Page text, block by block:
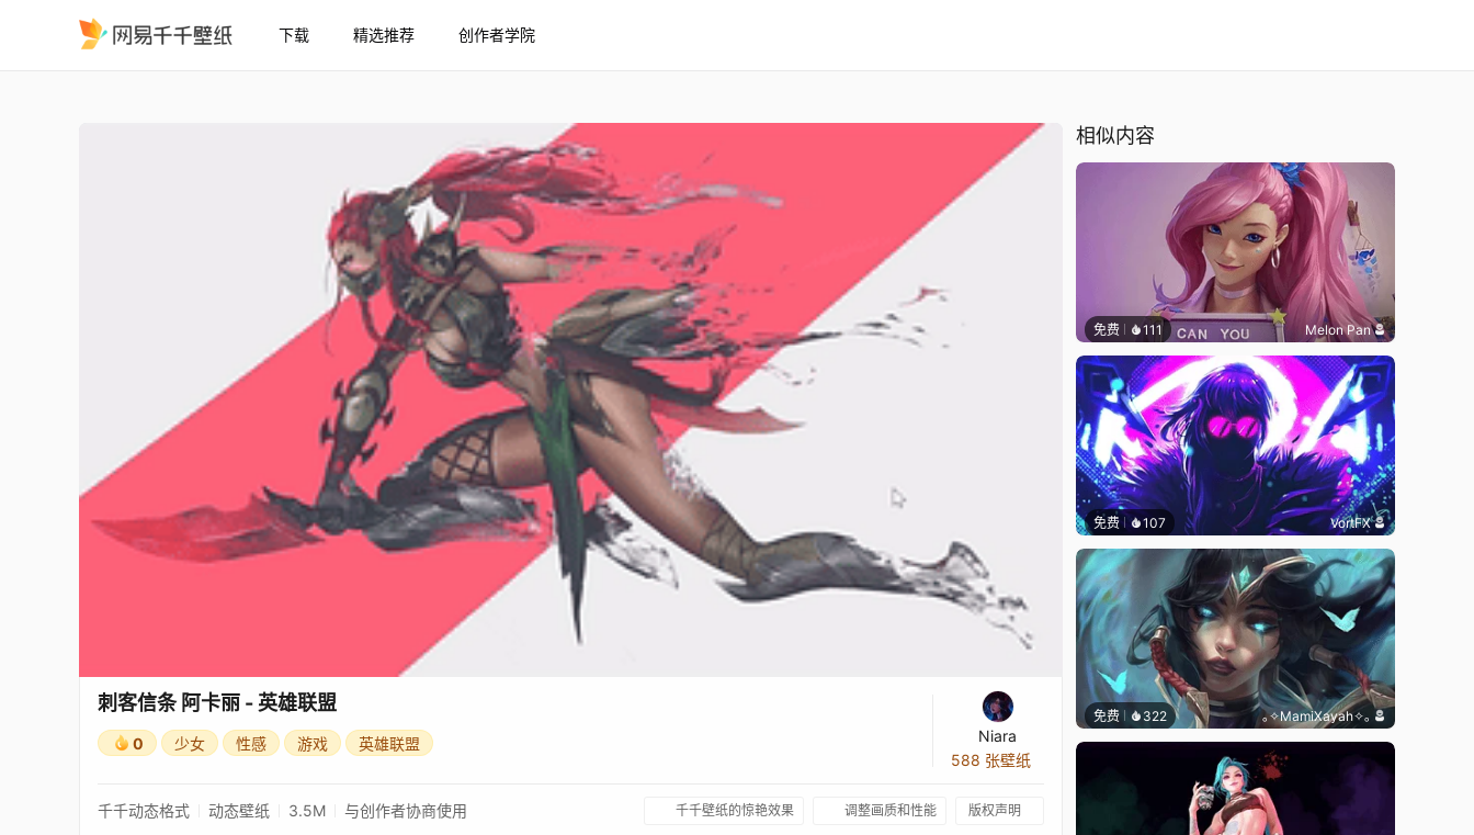
下载 精选推荐 创作者学院
刺客信条 阿卡丽 - 英雄联盟
0 少女 性感 游戏 英雄联盟
Niara
588 张壁纸
千千动态格式 动态壁纸 3.5M 与创作者协商使用 千千壁纸的惊艳效果 调整画质和性能 版权声明
相似内容
免费 111 Melon Pan
免费 107 VortFX
免费 322 ｡✧MamiXayah✧｡